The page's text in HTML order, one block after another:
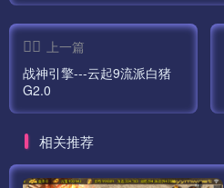
上一篇
战神引擎---云起9流派白猪
G2.0
相关推荐